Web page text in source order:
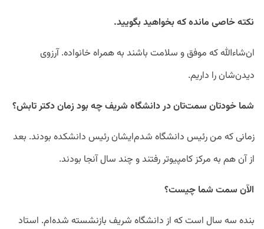
نکته خاصی مانده که بخواهید بگویید.
ان‌شاءالله که موفق و سلامت باشند به همراه خانواده. آرزوی
دیدن‌شان را داریم.
شما خودتان سمت‌تان در دانشگاه شریف چه بود زمان دکتر تابش؟
زمانی که من رئیس دانشگاه شدم‌ایشان رئیس دانشکده بودند. بعد
از آن هم به مرکز کامپیوتر رفتند و چند سال آنجا بودند.
الآن سمت شما چیست؟
بنده سه سال است که از دانشگاه شریف بازنشسته شده‌ام. استاد